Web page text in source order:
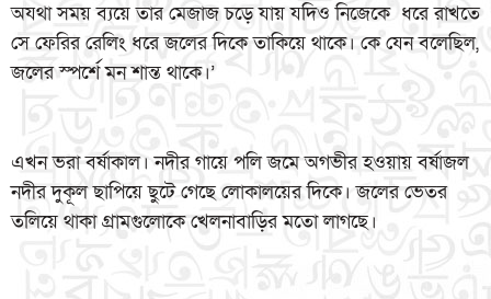
অযথা সময় ব্যয়ে তার মেজাজ চড়ে যায় যদিও নিজেকে ধরে রাখতে
সে ফেরির রেলিং ধরে জলের দিকে তাকিয়ে থাকে। কে যেন বলেছিল,
জলের স্পর্শে মন শান্ত থাকে।’
এখন ভরা বর্ষাকাল। নদীর গায়ে পলি জমে অগভীর হওয়ায় বর্ষাজল
নদীর দুকূল ছাপিয়ে ছুটে গেছে লোকালয়ের দিকে। জলের ভেতর
তলিয়ে থাকা গ্রামগুলোকে খেলনাবাড়ির মতো লাগছে।